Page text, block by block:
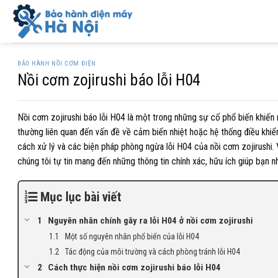
Skip
content
BẢO HÀNH NỒI CƠM ĐIỆN
Nồi cơm zojirushi báo lỗi H04
Nồi cơm zojirushi báo lỗi H04 là một trong những sự cố phổ biến
thường liên quan đến vấn đề về cảm biến nhiệt hoặc hệ thống điều
cách xử lý và các biện pháp phòng ngừa lỗi H04 của nồi cơm
chúng tôi tự tin mang đến những thông tin chính xác, hữu ích giúp bạn
Mục lục bài viết
Nguyên nhân chính gây ra lỗi H04 ở nồi cơm zojirushi
Một số nguyên nhân phổ biến của lỗi H04
Tác động của môi trường và cách phòng tránh lỗi H04
Cách thực hiện nồi cơm zojirushi báo lỗi H04